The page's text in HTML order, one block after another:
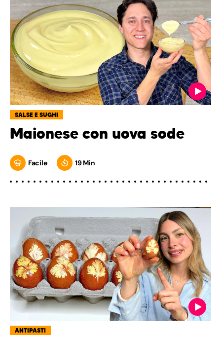
SALSE E SUGHI
Maionese con uova sode
Facile 19 Min
ANTIPASTI